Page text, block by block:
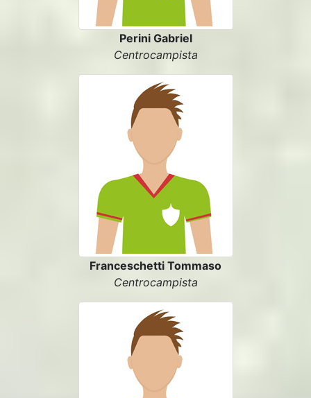
Perini Gabriel
Centrocampista
Franceschetti Tommaso
Centrocampista